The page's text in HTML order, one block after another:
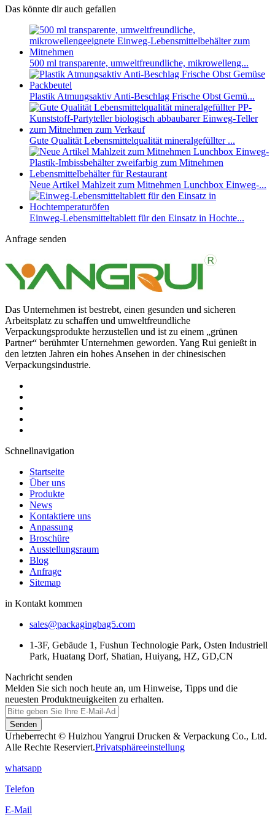
Das könnte dir auch gefallen
500 ml transparente, umweltfreundliche, mikrowelleng...
Plastik Atmungsaktiv Anti-Beschlag Frische Obst Gemü...
Gute Qualität Lebensmittelqualität mineralgefüllter ...
Neue Artikel Mahlzeit zum Mitnehmen Lunchbox Einweg-...
Einweg-Lebensmitteltablett für den Einsatz in Hochte...
Anfrage senden
Das Unternehmen ist bestrebt, einen gesunden und sicheren
Arbeitsplatz zu schaffen und umweltfreundliche
Verpackungsprodukte herzustellen und ist zu einem „grünen
Partner“ berühmter Unternehmen geworden. Yang Rui genießt in
den letzten Jahren ein hohes Ansehen in der chinesischen
Verpackungsindustrie.
Schnellnavigation
Startseite
Über uns
Produkte
News
Kontaktiere uns
Anpassung
Broschüre
Ausstellungsraum
Blog
Anfrage
Sitemap
in Kontakt kommen
sales@packagingbag5.com
1-3F, Gebäude 1, Fushun Technologie Park, Osten Industriell
Park, Huatang Dorf, Shatian, Huiyang, HZ, GD,CN
Nachricht senden
Melden Sie sich noch heute an, um Hinweise, Tipps und die
neuesten Produktneuigkeiten zu erhalten.
Senden
Urheberrecht © Huizhou Yangrui Drucken & Verpackung Co., Ltd.
Alle Rechte Reserviert.Privatsphäreeinstellung
whatsapp
Telefon
E-Mail